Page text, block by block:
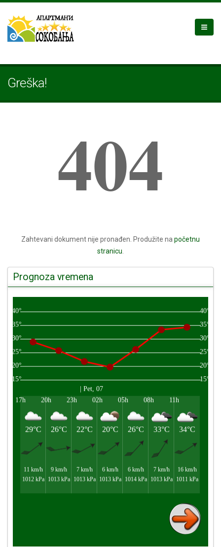
Greška!
404
Zahtevani dokument nije pronađen. Produžite na početnu
stranicu
Prognoza vremena